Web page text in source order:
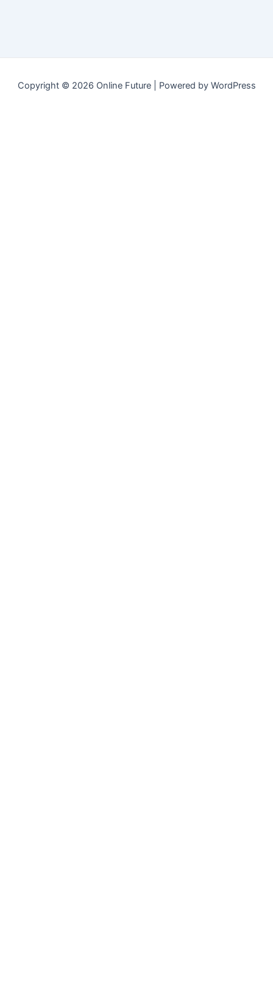
Copyright © 2026 Online Future | Powered by WordPress